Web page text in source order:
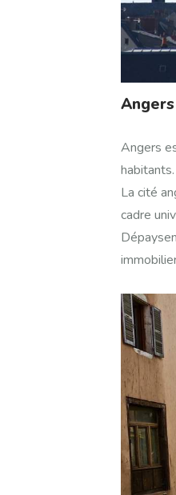
Angers
La cité
cadre